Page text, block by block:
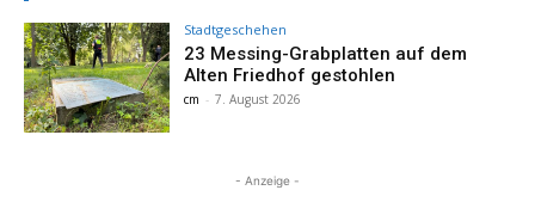
Stadtgeschehen
23 Messing-Grabplatten auf dem
Alten Friedhof gestohlen
cm - 7. August 2026
- Anzeige -